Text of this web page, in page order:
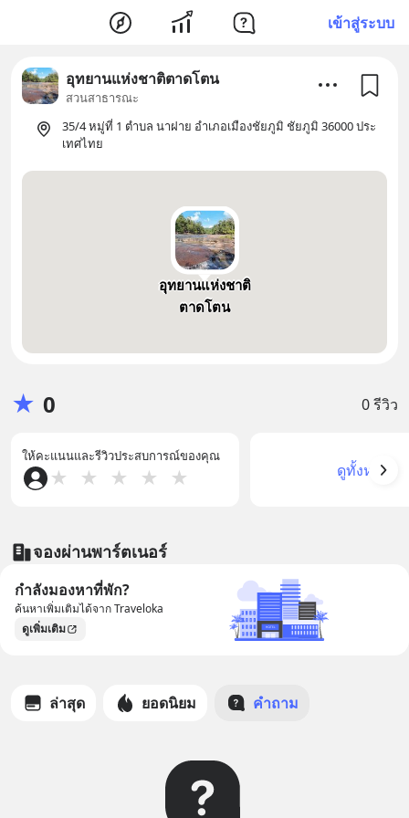
เข้าสู่ระบบ
อุทยานแห่งชาติตาดโตน
สวนสาธารณะ
35/4 หมู่ที่ 1 ตำบล นาฝาย อำเภอเมืองชัยภูมิ ชัยภูมิ 36000 ประ
เทศไทย
อุทยานแห่งชาติ
ตาดโตน
★ 0 0 รีวิว
ให้คะแนนและรีวิวประสบการณ์ของคุณ
★ ★ ★ ★ ★ ดูทั้งหมด
จองผ่านพาร์ตเนอร์
กำลังมองหาที่พัก?
ค้นหาเพิ่มเติมได้จาก Traveloka
ดูเพิ่มเติม
ล่าสุด ยอดนิยม คำถาม